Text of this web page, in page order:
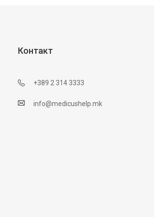
Контакт
+389 2 314 3333
info@medicushelp.mk